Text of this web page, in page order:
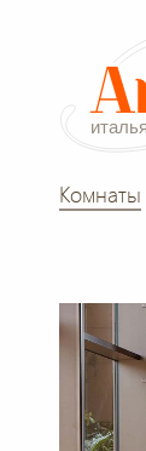
Комнаты